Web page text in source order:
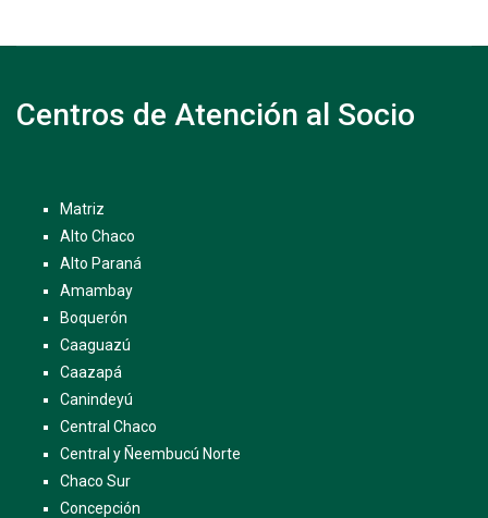
Centros de Atención al Socio
Matriz
Alto Chaco
Alto Paraná
Amambay
Boquerón
Caaguazú
Caazapá
Canindeyú
Central Chaco
Central y Ñeembucú Norte
Chaco Sur
Concepción